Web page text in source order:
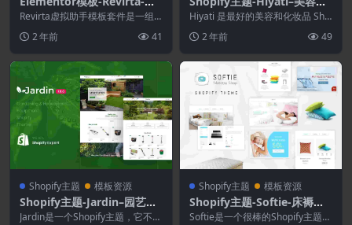
拟助手业务模板套件
Revirta虚拟助手模板套件是一组
于为虚拟个人助...
2 年前 41
化妆品Shopify主题
Hiyati 是最好的美容和化妆品 Sho
个...2 年前 49
Shopify主题 模板资源
Shopify主题-Jardin–园艺与
室内植物设备Shopify主题
Jardin是一个Shopify主题，它不仅
Shopify主题 模板资源
Shopify主题-Softie-床褥床
垫Shopify主题
Softie是一个很棒的Shopify主题，